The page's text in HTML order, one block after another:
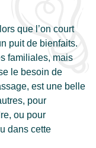
que l’on court
puit de bienfaits.
familiales, mais
le besoin de
est une belle
pour
ou pour
dans cette